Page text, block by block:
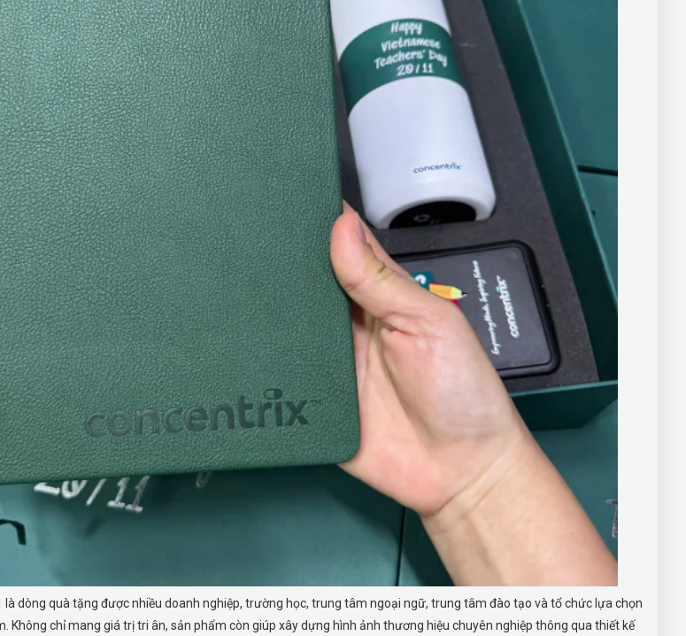
là dòng quà tặng được nhiều doanh nghiệp, trường học, trung tâm ngoại ngữ, trung tâm đào tạo và tổ chức lựa chọn
Không chỉ mang giá trị tri ân, sản phẩm còn giúp xây dựng hình ảnh thương hiệu chuyên nghiệp thông qua thiết kế